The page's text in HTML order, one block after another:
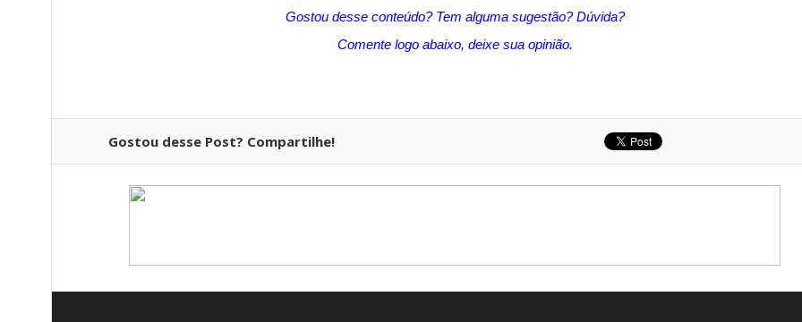
Gostou desse conteúdo? Tem alguma sugestão? Dúvida?
Comente logo abaixo, deixe sua opinião.
Gostou desse Post? Compartilhe!